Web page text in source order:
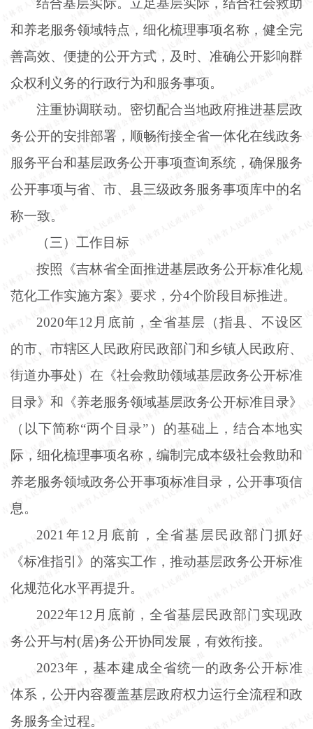
结合基层实际。立足基层实际，结合社会救助
和养老服务领域特点，细化梳理事项名称，健全完
善高效、便捷的公开方式，及时、准确公开影响群
众权利义务的行政行为和服务事项。
注重协调联动。密切配合当地政府推进基层政
务公开的安排部署，顺畅衔接全省一体化在线政务
服务平台和基层政务公开事项查询系统，确保服务
公开事项与省、市、县三级政务服务事项库中的名
称一致。
（三）工作目标
按照《吉林省全面推进基层政务公开标准化规
范化工作实施方案》要求，分4个阶段目标推进。
2020年12月底前，全省基层（指县、不设区
的市、市辖区人民政府民政部门和乡镇人民政府、
街道办事处）在《社会救助领域基层政务公开标准
目录》和《养老服务领域基层政务公开标准目录》
（以下简称“两个目录”）的基础上，结合本地实
际，细化梳理事项名称，编制完成本级社会救助和
养老服务领域政务公开事项标准目录，公开事项信
息。
2021年12月底前，全省基层民政部门抓好
《标准指引》的落实工作，推动基层政务公开标准
化规范化水平再提升。
2022年12月底前，全省基层民政部门实现政
务公开与村(居)务公开协同发展，有效衔接。
2023年，基本建成全省统一的政务公开标准
体系，公开内容覆盖基层政府权力运行全流程和政
务服务全过程。